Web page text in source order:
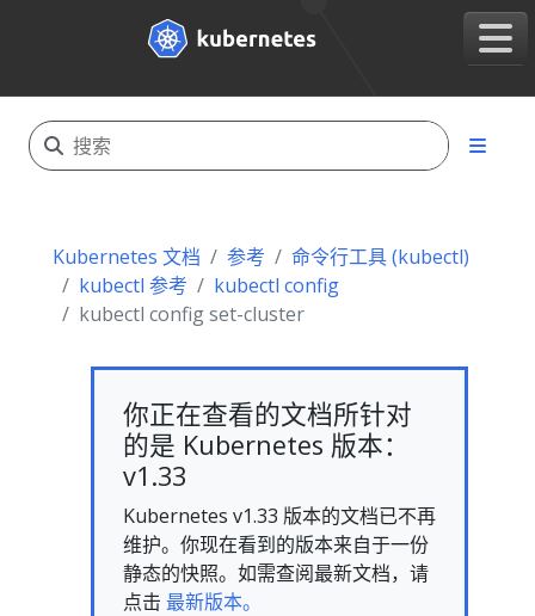
Kubernetes 文档 参考
命令行工具 (kubectl)
kubectl 参考
kubectl config
kubectl config set-cluster
你正在查看的文档所针对
的是 Kubernetes 版本：
v1.33
Kubernetes v1.33 版本的文档已不再
维护。你现在看到的版本来自于一份
静态的快照。如需查阅最新文档，请
点击 最新版本。